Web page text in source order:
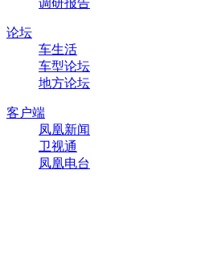
调研报告
论坛
车生活
车型论坛
地方论坛
客户端
凤凰新闻
卫视通
凤凰电台